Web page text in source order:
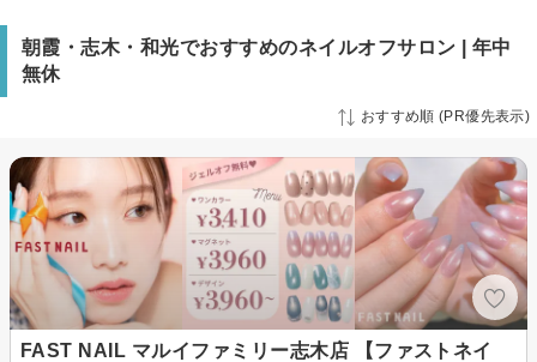
朝霞・志木・和光でおすすめのネイルオフサロン | 年中
無休
おすすめ順 (PR優先表示)
FAST NAIL マルイファミリー志木店 【ファストネイ